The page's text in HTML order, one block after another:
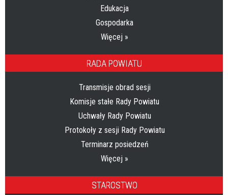
Edukacja
Gospodarka
Więcej »
RADA POWIATU
Transmisje obrad sesji
Komisje stałe Rady Powiatu
Uchwały Rady Powiatu
Protokoły z sesji Rady Powiatu
Terminarz posiedzeń
Więcej »
STAROSTWO